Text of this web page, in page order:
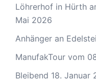
Löhrerhof in Hürth
Mai 2026
Anhänger an
ManufakTour vom
Bleibend 18. Januar